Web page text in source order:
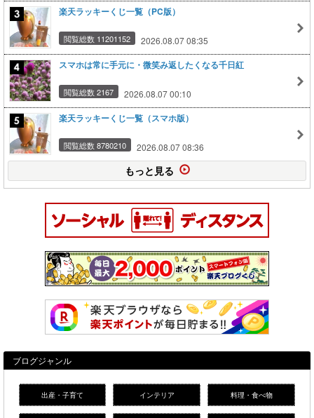
楽天ラッキーくじ一覧（PC版）
閲覧総数 11201152 2026.08.07 08:35
スマホは常に手元に・微笑み返したくなる千日紅
閲覧総数 2167 2026.08.07 00:10
楽天ラッキーくじ一覧（スマホ版）
閲覧総数 8780210 2026.08.07 08:36
もっと見る
ブログジャンル
出産・子育て インテリア 料理・食べ物